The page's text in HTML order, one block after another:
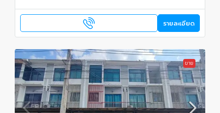
รายละเอียด
ขาย